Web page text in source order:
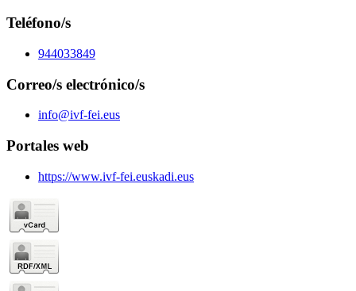
Teléfono/s
944033849
Correo/s electrónico/s
info@ivf-fei.eus
Portales web
https://www.ivf-fei.euskadi.eus